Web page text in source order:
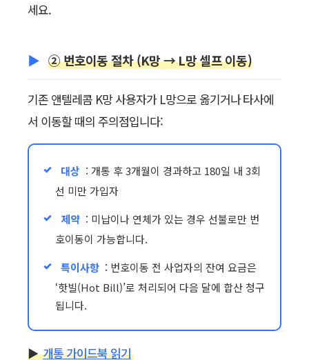
세요.
② 번호이동 절차 (K망 → L망 셀프 이동)
기존 앤텔레콤 K망 사용자가 L망으로 옮기거나 타사에
서 이동할 때의 주의점입니다:
대상 : 개통 후 3개월이 경과하고 180일 내 3회
선 미만 가입자
제약 : 미납이나 연체가 있는 경우 선불로만 번
호이동이 가능합니다.
특이사항 : 번호이동 전 사업자의 잔여 요금은
‘핫빌(Hot Bill)’로 처리되어 다음 달에 합산 청구
됩니다.
►개통 가이드북 읽기